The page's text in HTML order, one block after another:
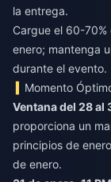
la entrega.
Cargue el 60-
enero; mantenga
durante el evento.
Momento
Ventana del 28 al
proporciona un
principios de
de enero.